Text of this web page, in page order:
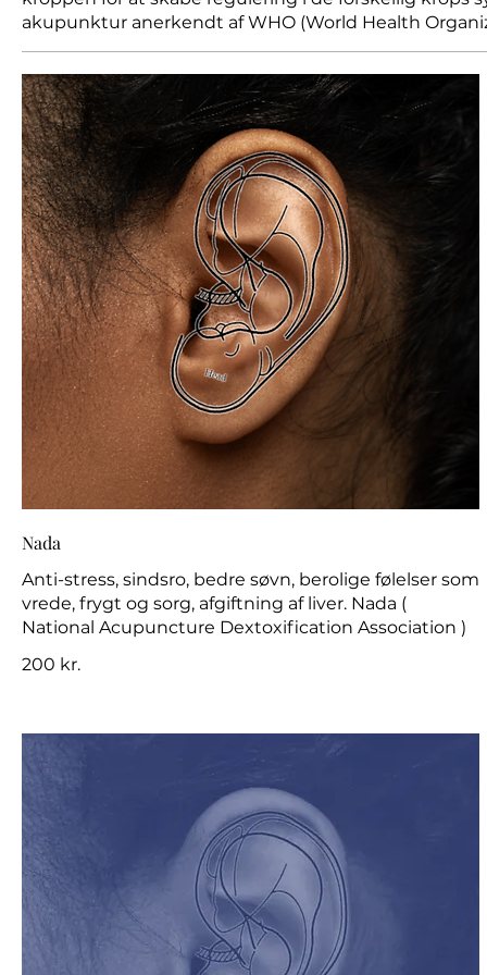
akupunktur anerkendt af WHO (World Health
Nada
Anti-stress, sindsro, bedre søvn, berolige følelser som
vrede, frygt og sorg, afgiftning af liver. Nada (
National Acupuncture Dextoxification Association )
200 kr.